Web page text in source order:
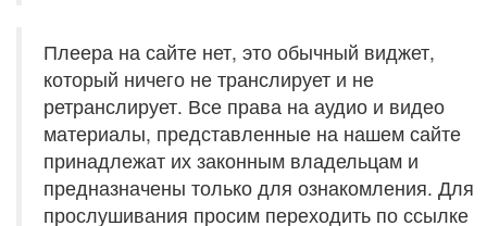
Плеера на сайте нет, это обычный виджет,
который ничего не транслирует и не
ретранслирует. Все права на аудио и видео
материалы, представленные на нашем сайте
принадлежат их законным владельцам и
предназначены только для ознакомления. Для
прослушивания просим переходить по ссылке